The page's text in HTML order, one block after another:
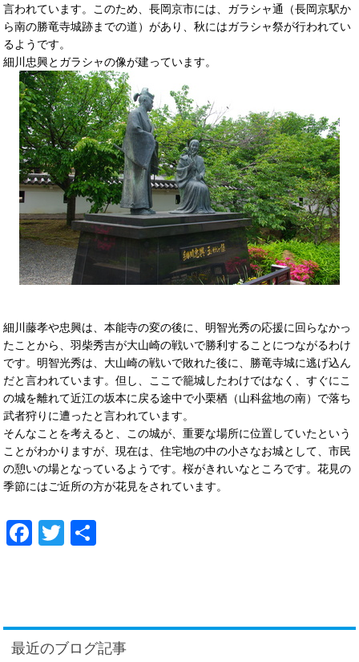
言われています。このため、長岡京市には、ガラシャ通（長岡京駅か
ら南の勝竜寺城跡までの道）があり、秋にはガラシャ祭が行われてい
るようです。
細川忠興とガラシャの像が建っています。
細川藤孝や忠興は、本能寺の変の後に、明智光秀の応援に回らなかっ
たことから、羽柴秀吉が大山崎の戦いで勝利することにつながるわけ
です。明智光秀は、大山崎の戦いで敗れた後に、勝竜寺城に逃げ込ん
だと言われています。但し、ここで籠城したわけではなく、すぐにこ
の城を離れて近江の坂本に戻る途中で小栗栖（山科盆地の南）で落ち
武者狩りに遭ったと言われています。
そんなことを考えると、この城が、重要な場所に位置していたという
ことがわかりますが、現在は、住宅地の中の小さなお城として、市民
の憩いの場となっているようです。桜がきれいなところです。花見の
季節にはご近所の方が花見をされています。
Facebook
Twitter
最近のブログ記事